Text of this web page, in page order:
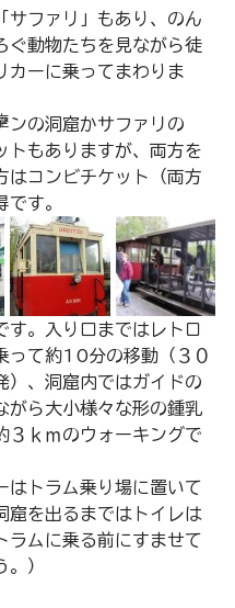
サファリ」もあり、のん
ぐ動物たちを見ながら徒
カーに乗ってまわりま
ンの洞窟かサファリの
トもありますが、両方を
はコンビチケット（両方
です。
す。入り口まではレトロ
って約10分の移動（３０
）、洞窟内ではガイドの
がら大小様々な形の鍾乳
３ｋｍのウォーキングで
はトラム乗り場に置いて
窟を出るまではトイレは
ラムに乗る前にすませて
。）